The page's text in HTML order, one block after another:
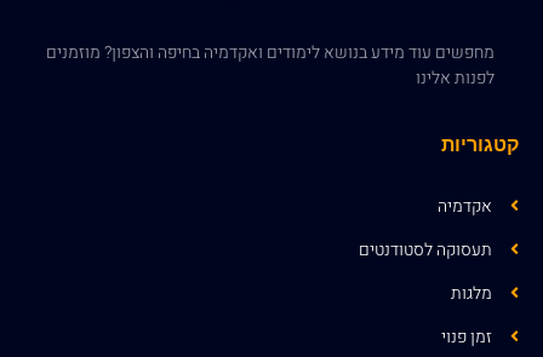
מחפשים עוד מידע בנושא לימודים ואקדמיה בחיפה והצפון? מוזמנים
לפנות אלינו
קטגוריות
אקדמיה
תעסוקה לסטודנטים
מלגות
זמן פנוי